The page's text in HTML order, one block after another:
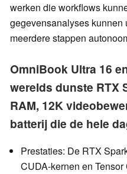
werken die workflows
gegevensanalyses kunnen
meerdere stappen
OmniBook Ultra 16
werelds dunste RTX
RAM, 12K
batterij die de hele
Prestaties: De RTX
CUDA-kernen en